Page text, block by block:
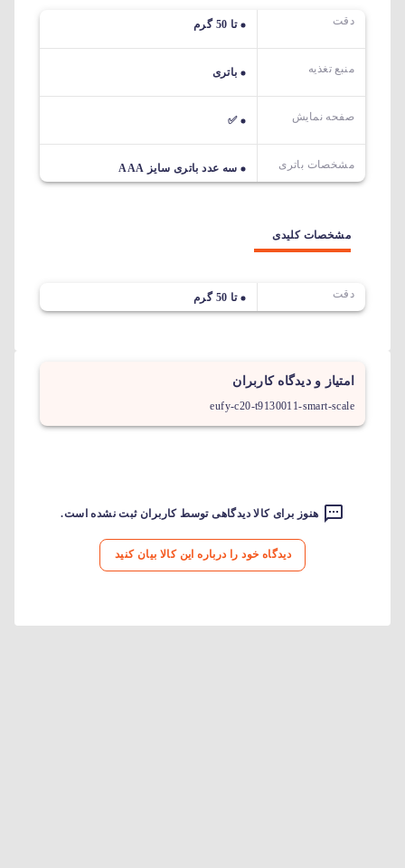
دقت تا 50 گرم
منبع تغذیه باتری
صفحه نمایش ✅
مشخصات باتری سه عدد باتری سایز AAA
مشخصات کلیدی
دقت تا 50 گرم
امتیاز و دیدگاه کاربران
eufy-c20-t9130011-smart-scale
هنوز برای کالا دیدگاهی توسط کاربران ثبت نشده است.
دیدگاه خود را درباره این کالا بیان کنید